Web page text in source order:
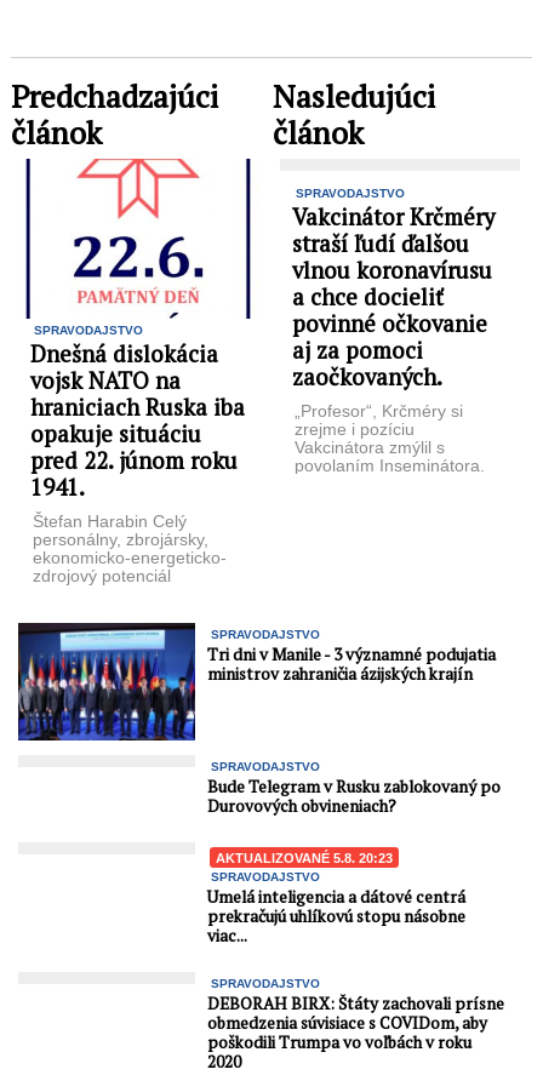
Predchadzajúci
článok
SPRAVODAJSTVO
Dnešná dislokácia
vojsk NATO na
hraniciach Ruska iba
opakuje situáciu
pred 22. júnom roku
1941.
Štefan Harabin Celý
personálny, zbrojársky,
ekonomicko-energeticko-
zdrojový potenciál
na likvidáciu Slovanov.
Nepripomína Vám to aj
momentálny ...
Nasledujúci
článok
SPRAVODAJSTVO
Vakcinátor Krčméry
straší ľudí ďalšou
vlnou koronavírusu
a chce docieliť
povinné očkovanie
aj za pomoci
zaočkovaných.
„Profesor“, Krčméry si
zrejme i pozíciu
Vakcinátora zmýlil s
povolaním Inseminátora.
SPRAVODAJSTVO
Tri dni v Manile - 3 významné podujatia
ministrov zahraničia ázijských krajín
SPRAVODAJSTVO
Bude Telegram v Rusku zablokovaný po
Durovových obvineniach?
AKTUALIZOVANÉ 5.8. 20:23
SPRAVODAJSTVO
Umelá inteligencia a dátové centrá
prekračujú uhlíkovú stopu násobne
viac...
SPRAVODAJSTVO
DEBORAH BIRX: Štáty zachovali prísne
obmedzenia súvisiace s COVIDom, aby
poškodili Trumpa vo voľbách v roku
2020